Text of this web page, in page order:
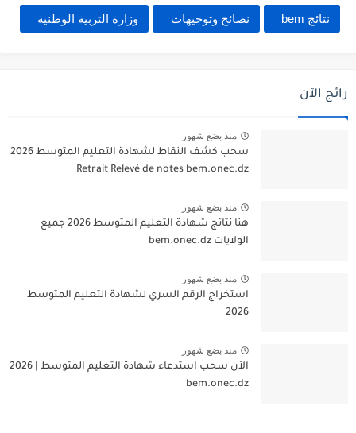
نتائج bem نصائح وتوجيهات وزارة التربية الوطنية
رائج الآن
منذ بضع شهور
سحب كشف النقاط لشهادة التعليم المتوسط 2026
Retrait Relevé de notes bem.onec.dz
منذ بضع شهور
هنا نتائج شهادة التعليم المتوسط 2026 جميع
الولايات bem.onec.dz
منذ بضع شهور
استخراج الرقم السري لشهادة التعليم المتوسط
2026
منذ بضع شهور
الآن سحب استدعاء شهادة التعليم المتوسط | 2026
bem.onec.dz